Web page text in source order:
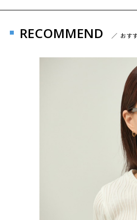
RECOMMEND ／ おす